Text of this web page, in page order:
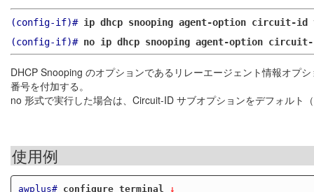
(config-if)# ip dhcp snooping agent-option circuit-
(config-if)# no ip dhcp snooping agent-option
DHCP Snooping のオプションであるリレーエージェント情報オプ
番号を付加する。
no 形式で実行した場合は、Circuit-ID サブオプションをデフォルト
使用例
awplus# configure terminal
↓